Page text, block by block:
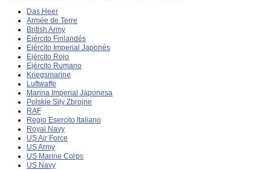
Das Heer
Armée de Terre
British Army
Ejército Finlandés
Ejército Imperial Japonés
Ejército Rojo
Ejército Rumano
Kriegsmarine
Luftwaffe
Marina Imperial Japonesa
Polskie Siły Zbrojne
RAF
Regio Esercito Italiano
Royal Navy
US Air Force
US Army
US Marine Corps
US Navy